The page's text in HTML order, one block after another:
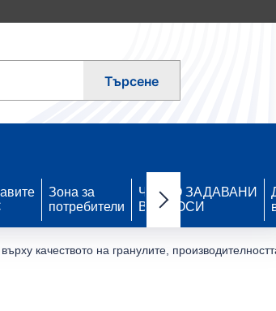
Търсене
Next items
Зона за
потребители
ЧЕСТО ЗАДАВАНИ
ВЪПРОСИ
качеството на гранулите,